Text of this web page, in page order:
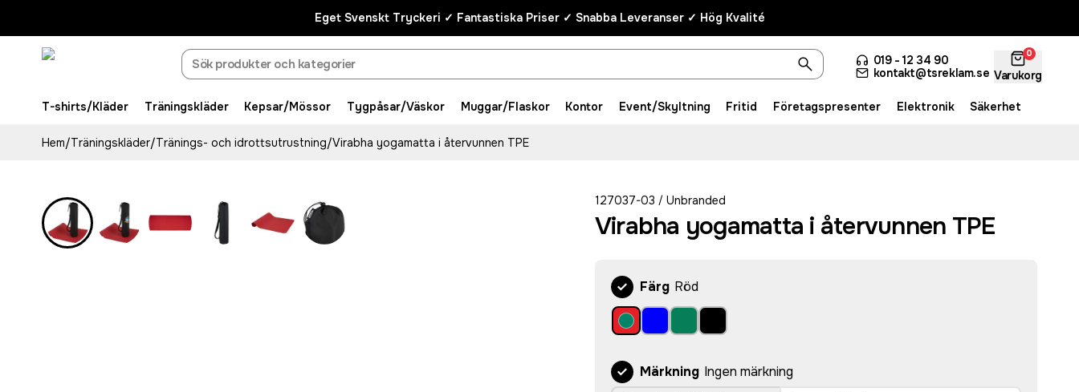
Eget Svenskt Tryckeri ✓ Fantastiska Priser ✓ Snabba Leveranser ✓ Hög Kvalité
019 - 12 34 90
kontakt@tsreklam.se
0
Varukorg
T-shirts/Kläder Träningskläder Kepsar/Mössor Tygpåsar/Väskor Muggar/Flaskor Kontor Event/Skyltning Fritid Företagspresenter Elektronik Säkerhet
Hem/Träningskläder/Tränings- och idrottsutrustning/Virabha yogamatta i återvunnen TPE
127037-03 / Unbranded
Virabha yogamatta i återvunnen TPE
Färg Röd
Märkning Ingen märkning